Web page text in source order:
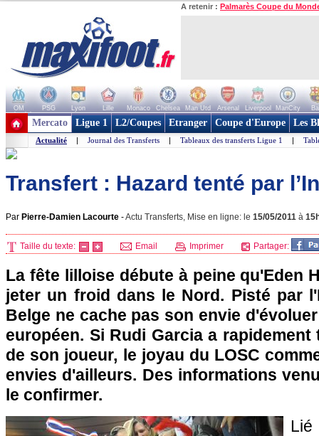
A retenir : Palmarès Coupe du
OM PSG Lyon Lille Monaco Chelsea Man Utd Arsenal Liverpool ManCity
+ de clubs
Mercato Ligue 1 L2/Coupes Etranger Coupe d'Europe Les
Actualité | Journal des Transferts | Tableaux des transferts Ligue 1 |
Transfert : Hazard tenté par
Par Pierre-Damien Lacourte -Actu Transferts, Mise en ligne: le 15/05/2011 à
Taille du texte: Email Imprimer Partager:
La fête lilloise débute à peine qu'Eden
jeter un froid dans le Nord. Pisté par
Belge ne cache pas son envie
européen. Si Rudi Garcia a
de son joueur, le joyau du LOSC
envies d'ailleurs. Des informations
le confirmer.